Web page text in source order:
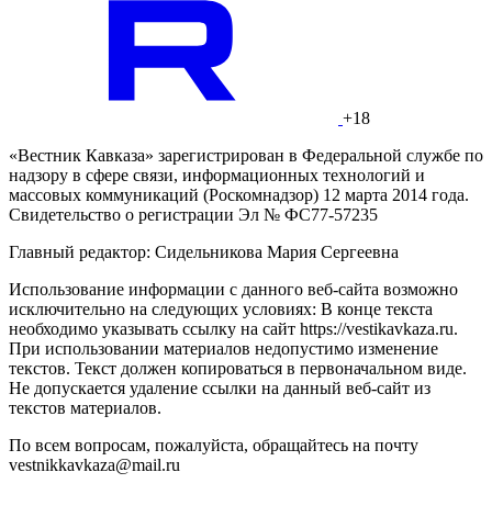
+18
«Вестник Кавказа» зарегистрирован в Федеральной службе по
надзору в сфере связи, информационных технологий и
массовых коммуникаций (Роскомнадзор) 12 марта 2014 года.
Свидетельство о регистрации Эл № ФС77-57235
Главный редактор: Сидельникова Мария Сергеевна
Использование информации с данного веб-сайта возможно
исключительно на следующих условиях: В конце текста
необходимо указывать ссылку на сайт https://vestikavkaza.ru.
При использовании материалов недопустимо изменение
текстов. Текст должен копироваться в первоначальном виде.
Не допускается удаление ссылки на данный веб-сайт из
текстов материалов.
По всем вопросам, пожалуйста, обращайтесь на почту
vestnikkavkaza@mail.ru